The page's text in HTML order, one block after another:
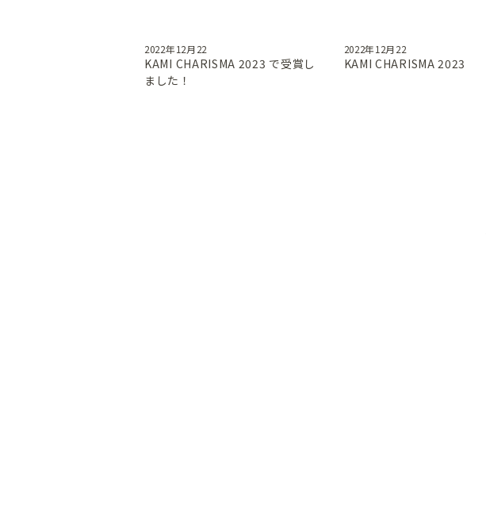
2022年12月22
KAMI CHARISMA 2023 で受賞し
ました！
2022年12月22
KAMI CHARISMA 2023